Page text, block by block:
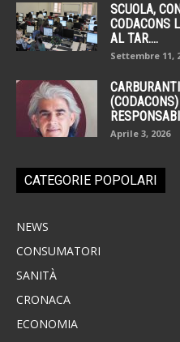
SCUOLA,
CODACONS
AL TAR....
Settembre 11,
Aprile 3, 2026
CATEGORIE POPOLARI
NEWS
CONSUMATORI
SANITÀ
CRONACA
ECONOMIA